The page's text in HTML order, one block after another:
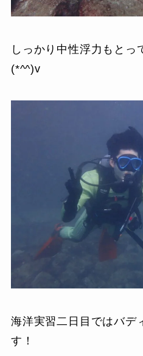
しっかり中性浮力もとっ
(*^^)v
海洋実習二日目ではバデ
す！